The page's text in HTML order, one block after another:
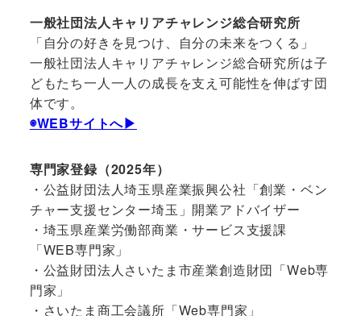
一般社団法人キャリアチャレンジ総合研究所
「自分の好きを見つけ、自分の未来をつくる」
一般社団法人キャリアチャレンジ総合研究所は子
どもたち一人一人の成長を支え可能性を伸ばす団
体です。
◉WEBサイトへ▶︎
専門家登録（2025年）
・公益財団法人埼玉県産業振興公社「創業・ベン
チャー支援センター埼玉」開業アドバイザー
・埼玉県産業労働部商業・サービス支援課
「WEB専門家」
・公益財団法人さいたま市産業創造財団「Web専
門家」
・さいたま商工会議所「Web専門家」